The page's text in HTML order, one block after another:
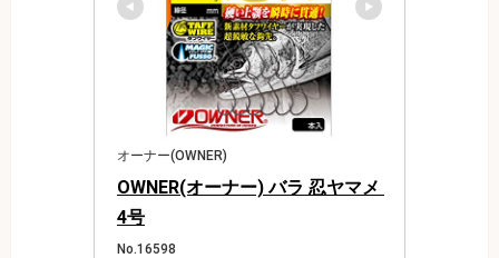
オーナー(OWNER)
OWNER(オーナー) バラ 忍ヤマメ
4号
No.16598